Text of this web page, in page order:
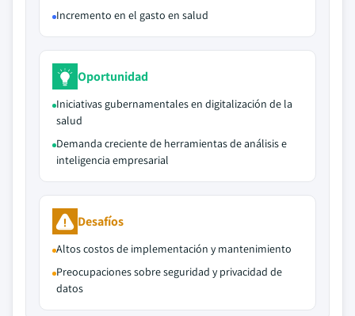
Incremento en el gasto en salud
Oportunidad
Iniciativas gubernamentales en digitalización de la
salud
Demanda creciente de herramientas de análisis e
inteligencia empresarial
Desafíos
Altos costos de implementación y mantenimiento
Preocupaciones sobre seguridad y privacidad de
datos